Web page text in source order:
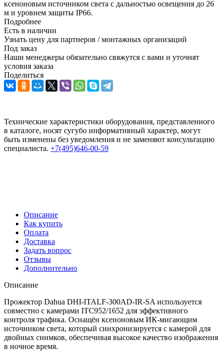
ксеноновым источником света с дальностью освещения до 26
м и уровнем защиты IP66.
Подробнее
Есть в наличии
Узнать цену для партнеров / монтажных организаций
Под заказ
Наши менеджеры обязательно свяжутся с вами и уточнят
условия заказа
Поделиться
Технические характеристики оборудования, представленного
в каталоге, носят сугубо информативный характер, могут
быть изменены без уведомления и не заменяют консультацию
специалиста. +7(495)646-00-59
Описание
Как купить
Оплата
Доставка
Задать вопрос
Отзывы
Дополнительно
Описание
Прожектор Dahua DHI-ITALF-300AD-IR-SA используется
совместно с камерами ITC952/1652 для эффективного
контроля трафика. Оснащён ксеноновым ИК-мигающим
источником света, который синхронизируется с камерой для
двойных снимков, обеспечивая высокое качество изображения
в ночное время.